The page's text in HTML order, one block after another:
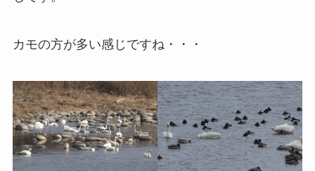
カモの方が多い感じですね・・・